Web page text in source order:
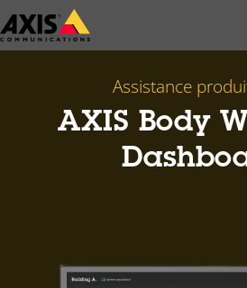
Passer
au
Assistance
AXIS Body